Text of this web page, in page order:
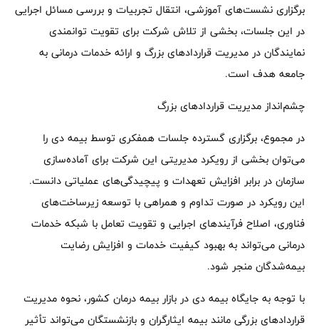
برگزاری نشست‌های آموزشی، انتقال تجربیات و بررسی مسائل اجرایی
در این جلسات، بخشی از تلاش شرکت برای تقویت توانمندی
نمایندگان در مدیریت قراردادهای بزرگ و ارائه خدمات درمانی به
جامعه هدف است.
چشم‌انداز مدیریت قراردادهای بزرگ
در مجموع، برگزاری گسترده جلسات همفکری توسط بیمه دی را
می‌توان بخشی از رویکرد مدیریتی این شرکت برای آماده‌سازی
سازمان در برابر افزایش تعهدات و پیچیدگی‌های عملیاتی دانست.
این رویکرد در صورت تداوم و همراهی با توسعه زیرساخت‌های
فناوری، اصلاح فرآیندهای اجرایی و تقویت تعامل با شبکه خدمات
درمانی می‌تواند به بهبود کیفیت خدمات و افزایش رضایت
بیمه‌شدگان منجر شود.
با توجه به جایگاه بیمه دی در بازار بیمه درمان کشور، نحوه مدیریت
قراردادهای بزرگی مانند بیمه ایثارگران و بازنشستگان می‌تواند تأثیر